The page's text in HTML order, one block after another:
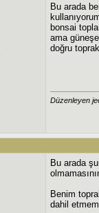
Bu arada
bonsai
ama
doğru
Düzenleyen
Bu arada
Benim
dahil